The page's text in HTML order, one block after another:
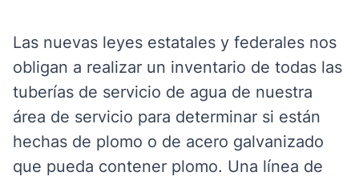
Las nuevas leyes estatales y federales nos
obligan a realizar un inventario de todas las
tuberías de servicio de agua de nuestra
área de servicio para determinar si están
hechas de plomo o de acero galvanizado
que pueda contener plomo. Una línea de